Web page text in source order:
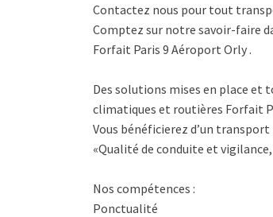
Contactez nous pour tout
Comptez sur notre savoir-faire
Forfait Paris 9 Aéroport Orly .
Des solutions mises en place et
climatiques et routières Forfait
Vous bénéficierez d’un
«Qualité de conduite et
Nos compétences :
Ponctualité